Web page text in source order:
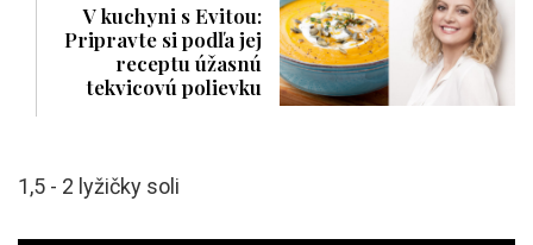
V kuchyni s Evitou:
Pripravte si podľa jej
receptu úžasnú
tekvicovú polievku
1,5 - 2 lyžičky soli